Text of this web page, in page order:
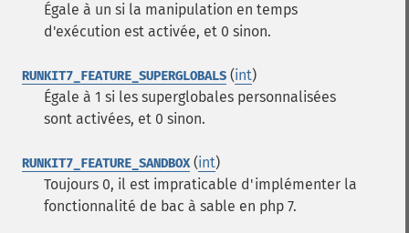
Égale à un si la manipulation en temps
d'exécution est activée, et 0 sinon.
RUNKIT7_FEATURE_SUPERGLOBALS (int)
Égale à 1 si les superglobales personnalisées
sont activées, et 0 sinon.
RUNKIT7_FEATURE_SANDBOX(int)
Toujours 0, il est impraticable d'implémenter la
fonctionnalité de bac à sable en php 7.